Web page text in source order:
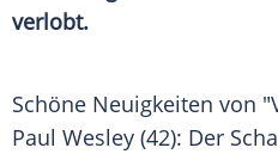
verlobt.
Schöne Neuigkeiten von
Paul Wesley (42): Der